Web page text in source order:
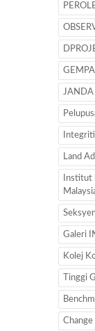
GEMPA
JANDA
Integriti
Land
Institut
Galeri
Kolej
Tinggi
Change